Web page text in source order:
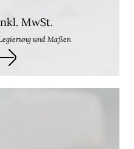
MwSt.
und Maßen